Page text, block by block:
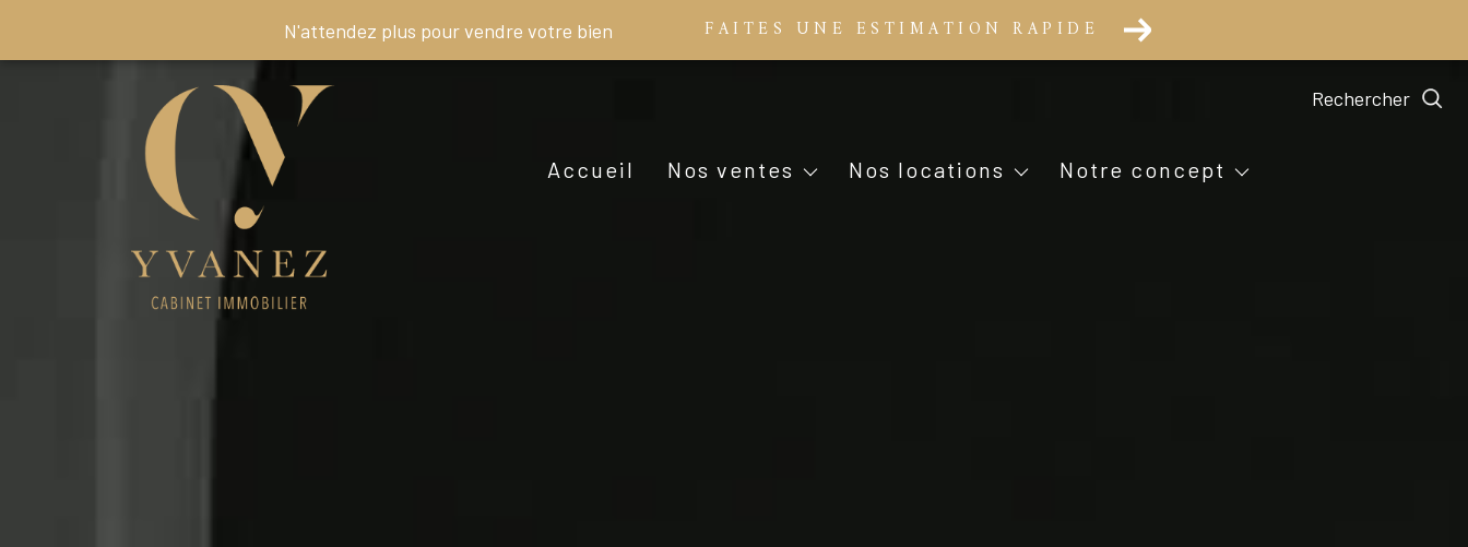
N'attendez plus pour vendre votre bien FAITES UNE ESTIMATION RAPIDE
Rechercher
accueil nos ventes nos locations notre concept
notre équipe